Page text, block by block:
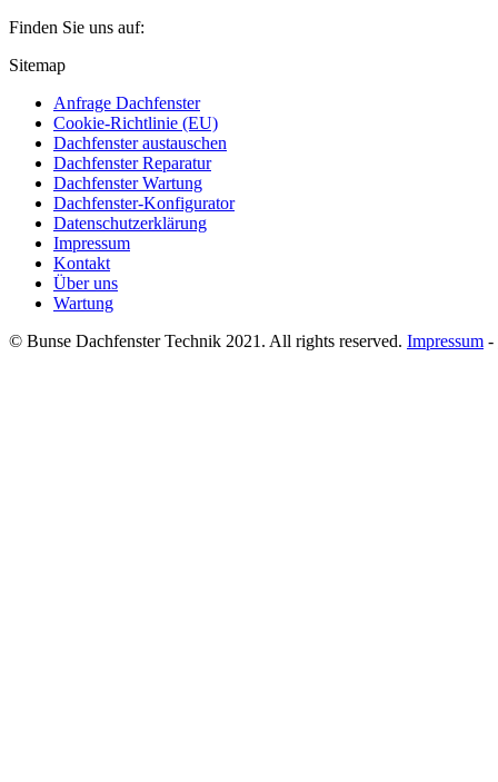
Finden Sie uns auf:
Facebook
opens
new
window
E-
page
opens
new
window
Sitemap
Anfrage Dachfenster
Cookie-Richtlinie (EU)
Dachfenster austauschen
Dachfenster Reparatur
Dachfenster Wartung
Dachfenster-Konfigurator
Datenschutzerklärung
Impressum
Kontakt
Über uns
Wartung
© Bunse Dachfenster Technik 2021. All rights reserved. Impressum -